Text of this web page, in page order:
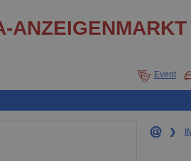
ANZEIGENMARKT
Event
❯